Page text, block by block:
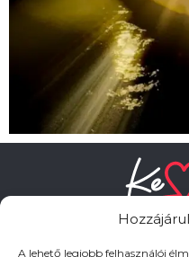
A lehető legjobb felhasználói